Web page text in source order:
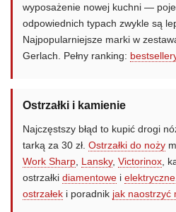
wyposażenie nowej kuchni —
odpowiednich typach zwykle są
Najpopularniejsze marki w
Gerlach. Pełny ranking:
Ostrzałki i kamienie
Najczęstszy błąd to kupić drogi
tarką za 30 zł.Ostrzałki do noży
Work Sharp Lansky,Victorinox ,
ostrzałkidiamentowe ielektryczne
ostrzałek i poradnik jak naostrzyć